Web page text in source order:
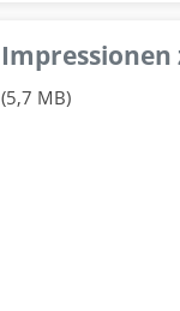
(5,7 MB)